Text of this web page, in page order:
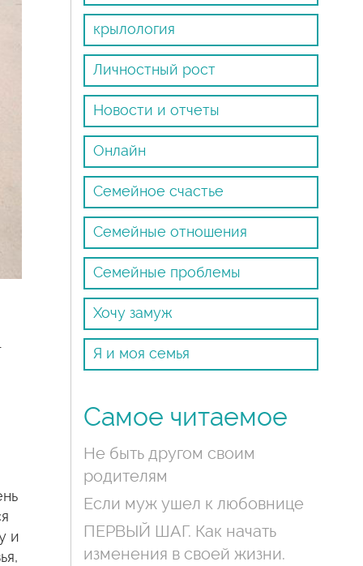
и
крылология
Личностный рост
Новости и отчеты
Онлайн
Семейное счастье
Семейные отношения
Семейные проблемы
Хочу замуж
Я и моя семья
Самое читаемое
Не быть другом своим
родителям
Если муж ушел к любовнице
ПЕРВЫЙ ШАГ. Как начать
изменения в своей жизни.